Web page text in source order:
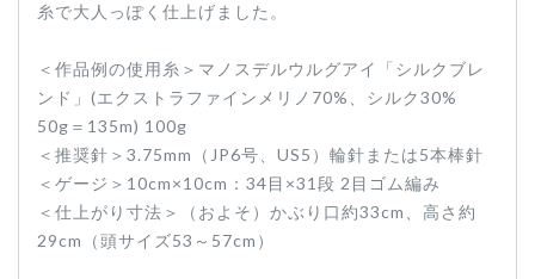
糸で大人っぽく仕上げました。
＜作品例の使用糸＞マノスデルウルグアイ「シルクブレ
ンド」(エクストラファインメリノ70%、シルク30%
50g＝135m) 100g
＜推奨針＞3.75mm（JP6号、US5）輪針または5本棒針
＜ゲージ＞10cm×10cm：34目×31段 2目ゴム編み
＜仕上がり寸法＞（およそ）かぶり口約33cm、高さ約
29cm（頭サイズ53～57cm）